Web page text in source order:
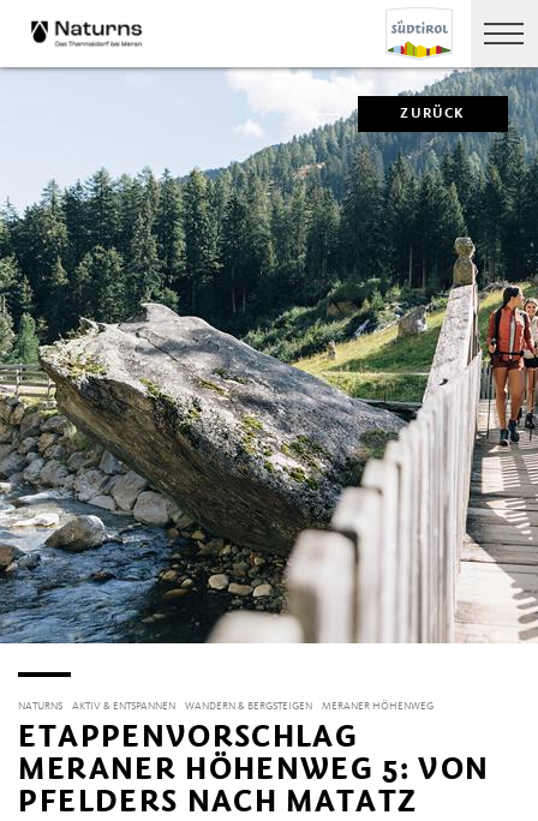
ZURÜCK
NATURNS AKTIV & ENTSPANNEN WANDERN & BERGSTEIGEN MERANER HÖHENWEG
ETAPPENVORSCHLAG
MERANER HÖHENWEG 5: VON
PFELDERS NACH MATATZ